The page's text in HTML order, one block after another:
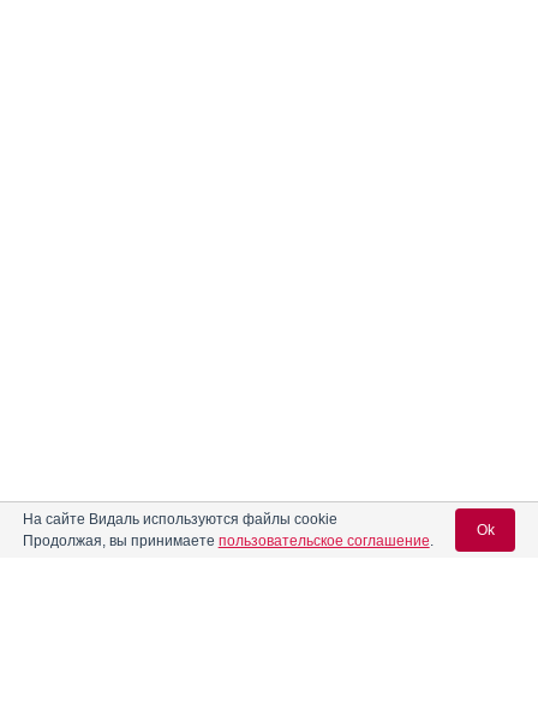
На сайте Видаль используются файлы cookie
Продолжая, вы принимаете пользовательское соглашение.
Ok